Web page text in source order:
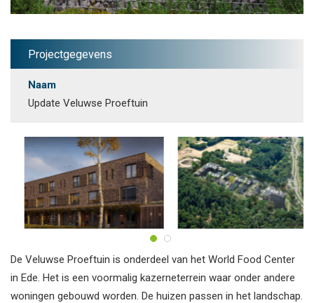
Projectgegevens
Naam
Update Veluwse Proeftuin
De Veluwse Proeftuin is onderdeel van het World Food Center
in Ede. Het is een voormalig kazerneterrein waar onder andere
woningen gebouwd worden. De huizen passen in het landschap.